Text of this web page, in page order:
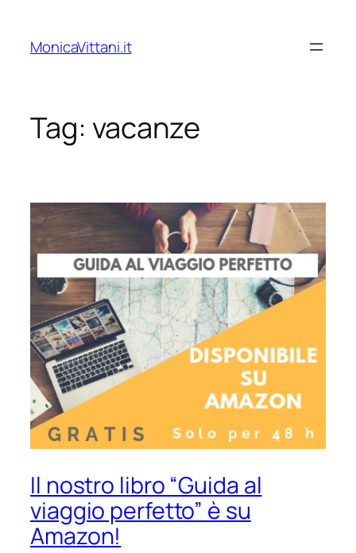
contenuto
MonicaVittani.it
Tag: vacanze
Il nostro libro “Guida al
viaggio perfetto” è su
Amazon!